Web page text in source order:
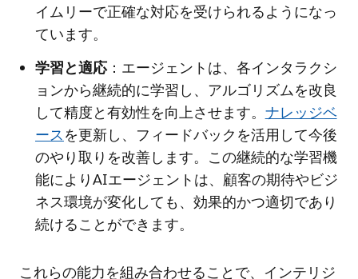
イムリーで正確な対応を受けられるようになっ
ています。
学習と適応：エージェントは、各インタラクシ
ョンから継続的に学習し、アルゴリズムを改良
して精度と有効性を向上させます。 ナレッジベ
ースを更新し、フィードバックを活用して今後
のやり取りを改善します。この継続的な学習機
能によりAIエージェントは、顧客の期待やビジ
ネス環境が変化しても、効果的かつ適切であり
続けることができます。
これらの能力を組み合わせることで、インテリジ